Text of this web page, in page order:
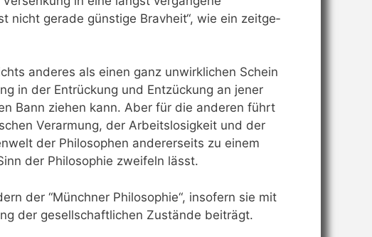
nicht gerade günstige Bravheit“, wie ein zeitge­
anderes als einen ganz unwirklichen Schein
in der Entrückung und Entzückung an jener
Bann ziehen kann. Aber für die anderen führt
Verarmung, der Arbeitslosigkeit und der
der Philosophen andererseits zu einem
der Philosophie zweifeln lässt.
der “Münchner Philosophie“, insofern sie mit
der gesellschaftlichen Zustände beiträgt.